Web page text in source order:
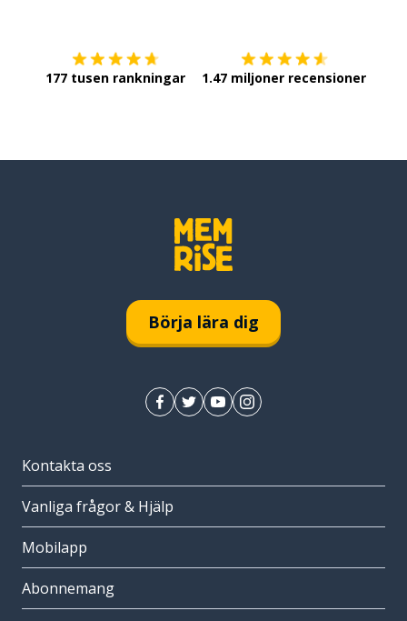
177 tusen rankningar 1.47 miljoner recensioner
Börja lära dig
Kontakta oss
Vanliga frågor & Hjälp
Mobilapp
Abonnemang